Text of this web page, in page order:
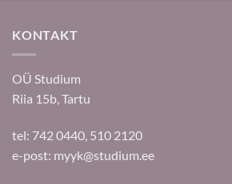
KONTAKT
OÜ Studium
Riia 15b, Tartu
tel: 742 0440, 510 2120
e-post: myyk@studium.ee